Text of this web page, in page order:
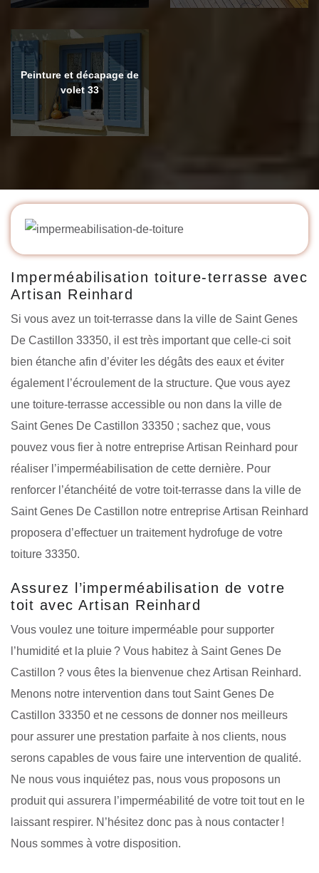
Peinture et décapage de
volet 33
Imperméabilisation toiture-terrasse avec
Artisan Reinhard
Si vous avez un toit-terrasse dans la ville de Saint Genes
De Castillon 33350, il est très important que celle-ci soit
bien étanche afin d’éviter les dégâts des eaux et éviter
également l’écroulement de la structure. Que vous ayez
une toiture-terrasse accessible ou non dans la ville de
Saint Genes De Castillon 33350 ; sachez que, vous
pouvez vous fier à notre entreprise Artisan Reinhard pour
réaliser l’imperméabilisation de cette dernière. Pour
renforcer l’étanchéité de votre toit-terrasse dans la ville de
Saint Genes De Castillon notre entreprise Artisan Reinhard
proposera d’effectuer un traitement hydrofuge de votre
toiture 33350.
Assurez l’imperméabilisation de votre
toit avec Artisan Reinhard
Vous voulez une toiture imperméable pour supporter
l’humidité et la pluie ? Vous habitez à Saint Genes De
Castillon ? vous êtes la bienvenue chez Artisan Reinhard.
Menons notre intervention dans tout Saint Genes De
Castillon 33350 et ne cessons de donner nos meilleurs
pour assurer une prestation parfaite à nos clients, nous
serons capables de vous faire une intervention de qualité.
Ne nous vous inquiétez pas, nous vous proposons un
produit qui assurera l’imperméabilité de votre toit tout en le
laissant respirer. N’hésitez donc pas à nous contacter !
Nous sommes à votre disposition.